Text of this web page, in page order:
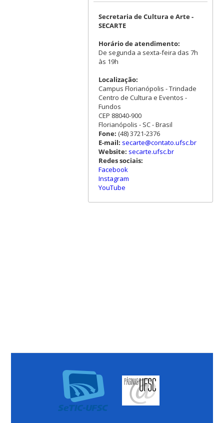
Secretaria de Cultura e Arte -
SECARTE
Horário de atendimento:
De segunda a sexta-feira das 7h
às 19h
Localização:
Campus Florianópolis - Trindade
Centro de Cultura e Eventos -
Fundos
CEP 88040-900
Florianópolis - SC - Brasil
Fone: (48) 3721-2376
E-mail: secarte@contato.ufsc.br
Website: secarte.ufsc.br
Redes sociais:
Facebook
Instagram
YouTube